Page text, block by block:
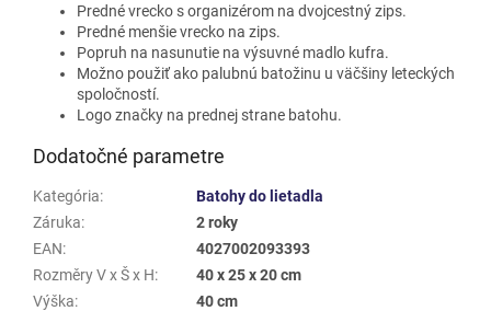
Predné vrecko s organizérom na dvojcestný zips.
Predné menšie vrecko na zips.
Popruh na nasunutie na výsuvné madlo kufra.
Možno použiť ako palubnú batožinu u väčšiny leteckých
spoločností.
Logo značky na prednej strane batohu.
Dodatočné parametre
Kategória:
Batohy do lietadla
Záruka:
2 roky
EAN:
4027002093393
Rozměry V x Š x H:
40 x 25 x 20 cm
Výška:
40 cm